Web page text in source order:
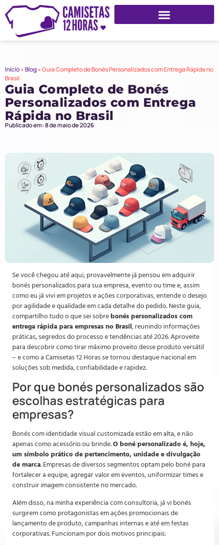
Início»Blog»Guia Completo de Bonés Personalizados com Entrega Rápida no
Brasil
Guia Completo de Bonés
Personalizados com Entrega
Rápida no Brasil
Publicado em: 8 de maio de 2026
Se você chegou até aqui, provavelmente já pensou em adquirir
bonés personalizados para sua empresa, evento ou time e, assim
como eu já vivi em projetos e ações corporativas, entende o desejo
por agilidade e qualidade em cada detalhe do pedido. Neste guia,
compartilho tudo o que sei sobrebonés personalizados com
entrega rápida para empresas no Brasil, reunindo informações
práticas, segredos do processo e tendências até 2026. Aproveite
para descobrir como tirar máximo proveito desse produto versátil
– e como a Camisetas 12 Horas se tornou destaque nacional em
soluções sob medida, confiabilidade e rapidez.
Por que bonés personalizados são
escolhas estratégicas para
empresas?
Bonés com identidade visual customizada estão em alta, e não
apenas como acessório ou brinde.O boné personalizado é, hoje,
um símbolo prático de pertencimento, unidade e divulgação
de marca. Empresas de diversos segmentos optam pelo boné para
fortalecer a equipe, agregar valor em eventos, uniformizar times e
construir imagem consistente no mercado.
Além disso, na minha experiência com consultoria, já vi bonés
surgirem como protagonistas em ações promocionais de
lançamento de produto, campanhas internas e até em festas
corporativas. Funcionam por dois motivos principais: